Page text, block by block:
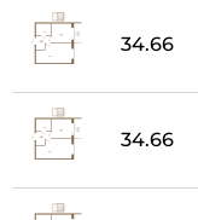
34.66
34.66